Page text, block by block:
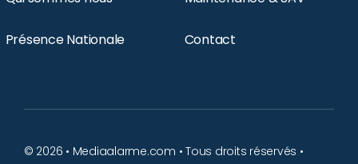
Présence Nationale Contact
© 2026 • Mediaalarme.com • Tous droits réservés •